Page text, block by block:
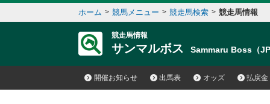
ホーム > 競馬メニュー > 競走馬検索 > 競走馬情報
競走馬情報
サンマルボス Sammaru Boss（
開催お知らせ 出馬表 オッズ 払戻金